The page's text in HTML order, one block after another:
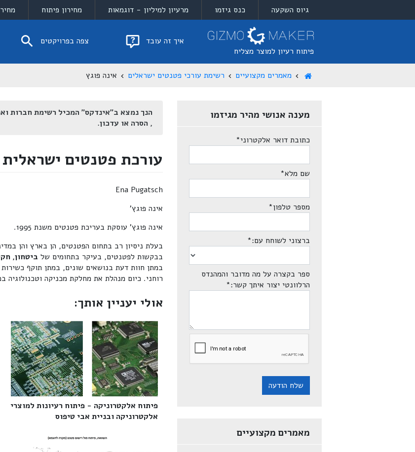
גיוס השקעה כנס גיזמו מרעיון למיליון - דוגמאות מחירון פיתוח
פיתוח רעיון למוצר מצליח
איך זה עובד צפה בפרויקטים
מאמרים מקצועיים רשימת עורכי פטנטים ישראלים אינה פוגץ
הנך נמצא ב"אינדקס" המכיל רשימת חברות
, הסרה או עדכון.
עורכת פטנטים
Ena Pugatsch
אינה פוגץ'
אינה פוגץ' עוסקת בעריכת פטנטים משנת 1995.
בעלת ניסיון רב בתחום הפטנטים, הן בארץ והן
בבקשות לפטנטים, בעיקר בתחומים של ביטחון,
במתן חוות דעת בנושאים שונים, במתן תוקף
רוחני. כיום מנהלת את מחלקת מכניקה וטכנולוגיה
אולי יעניין אותך:
פיתוח אלקטרוניקה - פיתוח רעיונות למוצרי
אלקטרוניקה ובניית אבי טיפוס‎
מענה אנושי מהיר מגיזמו
כתובת דואר אלקטרוני*
שם מלא*
מספר טלפון*
ברצוני לשוחח עם:*
ספר בקצרה על מה מדובר והמהנדס
הרלוונטי יצור איתך קשר:*
שלח הודעה
מאמרים מקצועיים